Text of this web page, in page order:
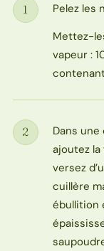
Étape
1
Pelez les
Mettez-
vapeur :
Étape
2
Dans
ajoutez la
versez
cuillère
ébullition